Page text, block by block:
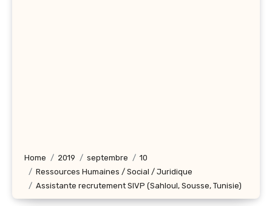
Home 2019 septembre
10
Ressources Humaines / Social / Juridique
Assistante recrutement SIVP (Sahloul, Sousse, Tunisie)